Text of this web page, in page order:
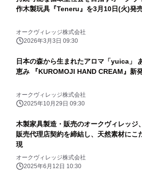
作木製玩具『Teneru』を3月10日(火)発
オークヴィレッジ株式会社
2026年3月3日 09:30
日本の森から生まれたアロマ「yuica」
恵み 『KUROMOJI HAND CREAM』新
オークヴィレッジ株式会社
2025年10月29日 09:30
木製家具製造・販売のオークヴィレッ
販売代理店契約を締結し、天然素材にこ
現
オークヴィレッジ株式会社
2025年6月12日 10:30